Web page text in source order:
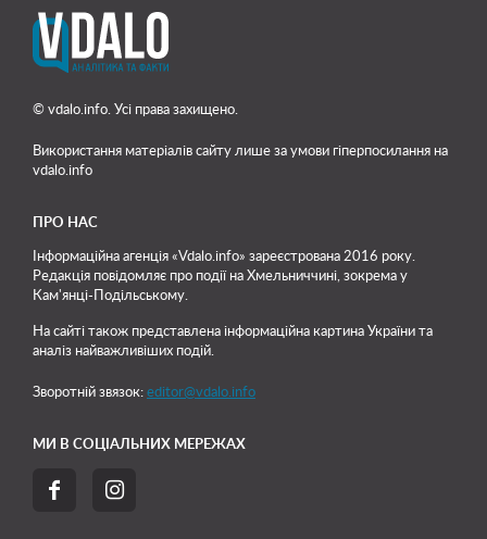
© vdalo.info. Усі права захищено.
Використання матеріалів сайту лише за умови гіперпосилання на
vdalo.info
ПРО НАС
Інформаційна агенція «Vdalo.info» зареєстрована 2016 року.
Редакція повідомляє про події на Хмельниччині, зокрема у
Кам'янці-Подільському.
На сайті також представлена інформаційна картина України та
аналіз найважливіших подій.
Зворотній звязок: editor@vdalo.info
МИ В СОЦІАЛЬНИХ МЕРЕЖАХ
 